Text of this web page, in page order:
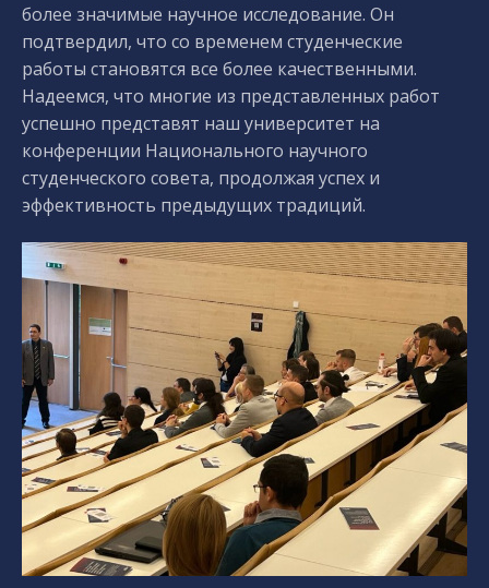
более значимые научное исследование. Он
подтвердил, что со временем студенческие
работы становятся все более качественными.
Надеемся, что многие из представленных работ
успешно представят наш университет на
конференции Национального научного
студенческого совета, продолжая успех и
эффективность предыдущих традиций.